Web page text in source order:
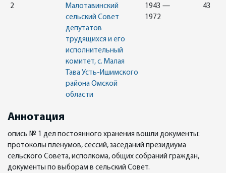
2
Малотавинский
сельский Совет
депутатов
трудящихся и его
исполнительный
комитет, с. Малая
Тава Усть-Ишимского
района Омской
области
1943 —
1972
43
Аннотация
опись № 1 дел постоянного хранения вошли документы:
протоколы пленумов, сессий, заседаний президиума
сельского Совета, исполкома, общих собраний граждан,
документы по выборам в сельский Совет.